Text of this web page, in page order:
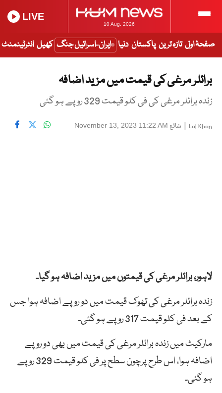
10 Aug, 2026
LIVE
صفحۂ اول تازہ ترین پاکستان دنیا ایران-اسرائیل جنگ کھیل انٹرٹینمنٹ
برائلر مرغی کی قیمت میں مزید اضافہ
زندہ برائلر مرغی کی فی کلو قیمت 329 روپے ہو گئی
Lal Khan
| شائع November 13, 2023 11:22 AM
لاہور، برائلر مرغی کی قیمتوں میں مزید اضافہ ہو گیا۔
زندہ برائلر مرغی کی تھوک قیمت میں دو روپے اضافہ ہوا جس
کے بعد فی کلو قیمت 317 روپے ہو گئی۔
مارکیٹ میں زندہ برائلر مرغی کی قیمت میں بھی دو روپے
اضافہ ہوا، اس طرح پرچون سطح پر فی کلو قیمت 329 روپے
ہو گئی۔